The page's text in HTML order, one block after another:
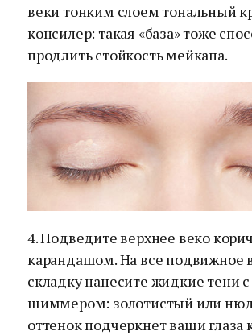
веки тонким слоем тональный
консилер: такая «база» тоже
продлить стойкость мейкапа.
4. Подведите верхнее веко
карандашом. На все подвижное
складку нанесите жидкие тени с
шиммером: золотистый или
оттенок подчеркнет ваши глаза